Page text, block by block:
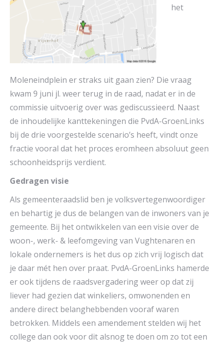
het
Moleneindplein er straks uit gaan zien? Die vraag
kwam 9 juni jl. weer terug in de raad, nadat er in de
commissie uitvoerig over was gediscussieerd. Naast
de inhoudelijke kanttekeningen die PvdA-GroenLinks
bij de drie voorgestelde scenario’s heeft, vindt onze
fractie vooral dat het proces eromheen absoluut geen
schoonheidsprijs verdient.
Gedragen visie
Als gemeenteraadslid ben je volksvertegenwoordiger
en behartig je dus de belangen van de inwoners van je
gemeente. Bij het ontwikkelen van een visie over de
woon-, werk- & leefomgeving van Vughtenaren en
lokale ondernemers is het dus op zich vrij logisch dat
je daar mét hen over praat. PvdA-GroenLinks hamerde
er ook tijdens de raadsvergadering weer op dat zij
liever had gezien dat winkeliers, omwonenden en
andere direct belanghebbenden vooraf waren
betrokken. Middels een amendement stelden wij het
college dan ook voor dit alsnog te doen om zo tot een